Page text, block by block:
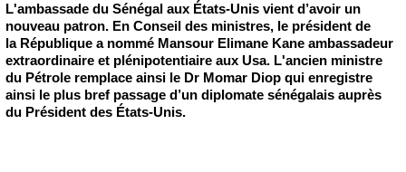
L'ambassade du Sénégal aux États-Unis vient d’avoir un
nouveau patron. En Conseil des ministres, le président de
la République a nommé Mansour Elimane Kane ambassadeur
extraordinaire et plénipotentiaire aux Usa. L'ancien ministre
du Pétrole remplace ainsi le Dr Momar Diop qui enregistre
ainsi le plus bref passage d’un diplomate sénégalais auprès
du Président des États-Unis.